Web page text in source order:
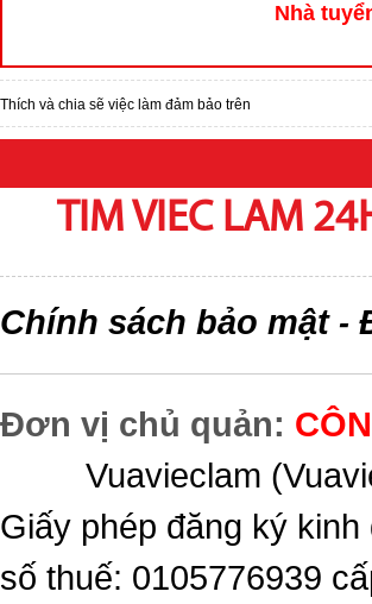
Nhà
Thích và chia sẽ việc làm đảm bảo trên
TIM VIEC LAM
Chính sách bảo mật-
Đơn vị chủ quản:
Vuavieclam
Giấy phép đăng ký
số thuế: 0105776939